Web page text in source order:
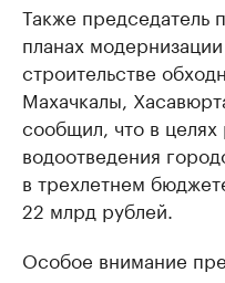
Также председатель
планах
строительстве
Махачкалы,
сообщил, что в
водоотведения
в трехлетнем
22 млрд рублей.
Особое внимание